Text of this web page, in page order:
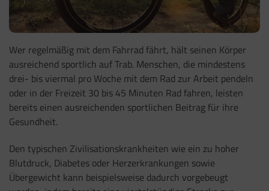
Wer regelmäßig mit dem Fahrrad fährt, hält seinen Körper
ausreichend sportlich auf Trab. Menschen, die mindestens
drei- bis viermal pro Woche mit dem Rad zur Arbeit pendeln
oder in der Freizeit 30 bis 45 Minuten Rad fahren, leisten
bereits einen ausreichenden sportlichen Beitrag für ihre
Gesundheit.
Den typischen Zivilisationskrankheiten wie ein zu hoher
Blutdruck, Diabetes oder Herzerkrankungen sowie
Übergewicht kann beispielsweise dadurch vorgebeugt